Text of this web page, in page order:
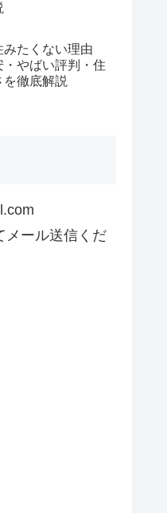
みたくない理由
・やばい評判・住
を徹底解説
メール送信くだ